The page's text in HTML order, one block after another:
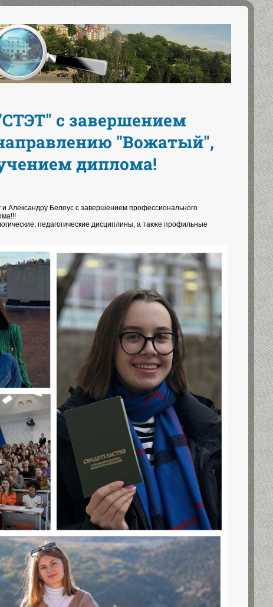
с завершением
"Вожатый",
диплома!
Александру Белоус с завершением профессионального
педагогические дисциплины, а также профильные